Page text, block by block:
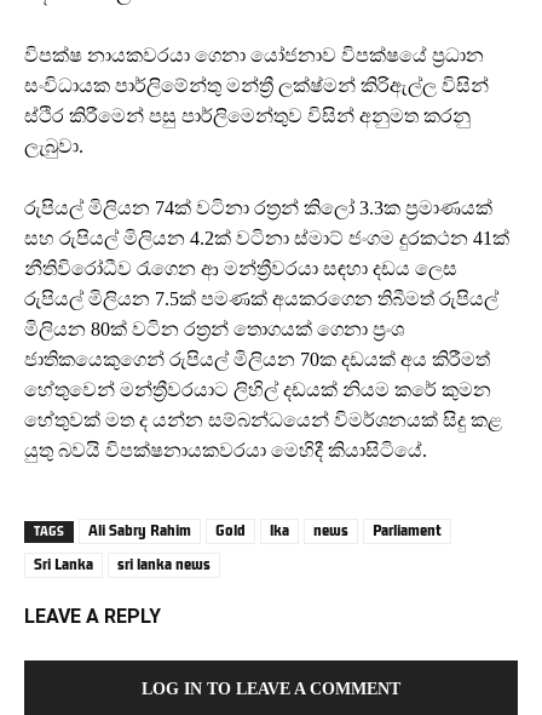
විපක්ෂ නායකවරයා ගෙනා යෝජනාව විපක්ෂයේ ප්‍රධාන
සංවිධායක පාර්ලිමේන්තු මන්ත්‍රී ලක්ෂ්මන් කිරිඇල්ල විසින්
ස්ථිර කිරීමෙන් පසු පාර්ලිමෙන්තුව විසින් අනුමත කරනු
ලැබුවා.
රුපියල් මිලියන 74ක් වටිනා රත්‍රන් කිලෝ 3.3ක ප්‍රමාණයක්
සහ රුපියල් මිලියන 4.2ක් වටිනා ස්මාට් ජංගම දුරකථන 41ක්
නීතිවිරෝධීව රැගෙන ආ මන්ත්‍රීවරයා සඳහා දඩය ලෙස
රුපියල් මිලියන 7.5ක් පමණක් අයකරගෙන තිබීමත් රුපියල්
මිලියන 80ක් වටින රත්‍රන් තොගයක් ගෙනා ප්‍රංශ
ජාතිකයෙකුගෙන් රුපියල් මිලියන 70ක දඩයක් අය කිරීමත්
හේතුවෙන් මන්ත්‍රීවරයා‍ට ලිහිල් දඩයක් නියම කරේ කුමන
හේතුවක් මත ද යන්න සම්බන්ධයෙන් විමර්ශනයක් සිදු කළ
යුතු බවයි විපක්ෂනායකවරයා මෙහිදී කියාසිටියේ.
TAGS Ali Sabry Rahim Gold lka news
Parliament
Sri Lanka
sri lanka news
LEAVE A REPLY
LOG IN TO LEAVE A COMMENT